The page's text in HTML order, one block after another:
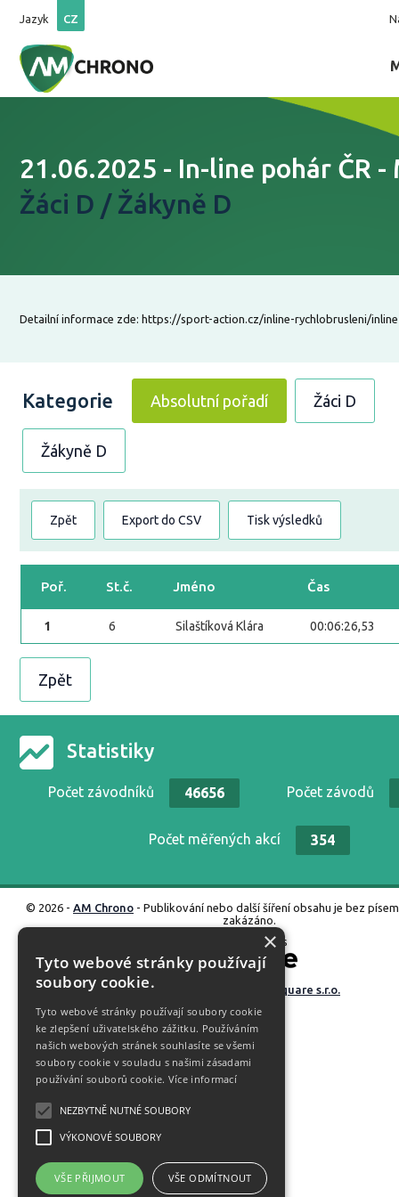
Jazyk CZ
21.06.2025 - In-line pohár ČR -
Žáci D / Žákyně D
Detailní informace zde: https://sport-action.cz/inline-rychlobrusleni/
Kategorie Absolutní pořadí Žáci D
Žákyně D
Zpět Export do CSV Tisk výsledků
Poř. St.č. Jméno Čas
1 6 Silaštíková Klára 00:06:26,53
Zpět
Statistiky
Počet závodníků 46656 Počet závodů
Počet měřených akcí 354
© 2026 - AM Chrono - Publikování nebo další šíření obsahu je bez
zakázáno.
Propojeno s
M square s.r.o.
×
Tyto webové stránky používají
soubory cookie.
Tyto webové stránky používají soubory cookie
ke zlepšení uživatelského zážitku. Používáním
našich webových stránek souhlasíte se všemi
soubory cookie v souladu s našimi zásadami
používání souborů cookie. Více informací
NEZBYTNĚ NUTNÉ SOUBORY
VÝKONOVÉ SOUBORY
VŠE PŘIJMOUT VŠE ODMÍTNOUT